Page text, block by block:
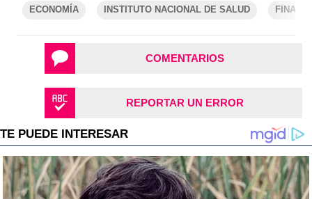
ECONOMÍA INSTITUTO NACIONAL DE SALUD
COMENTARIOS
REPORTAR UN ERROR